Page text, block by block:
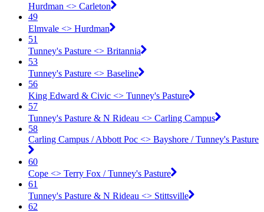
Hurdman <​> Carleton
49
Elmvale <​> Hurdman
51
Tunney's Pasture <​> Britannia
53
Tunney's Pasture <​> Baseline
56
King Edward & Civic <​> Tunney's Pasture
57
Tunney's Pasture & N Rideau <​> Carling Campus
58
Carling Campus / Abbott Poc <​> Bayshore / Tunney's Pasture
60
Cope <​> Terry Fox / Tunney's Pasture
61
Tunney's Pasture & N Rideau <​> Stittsville
62